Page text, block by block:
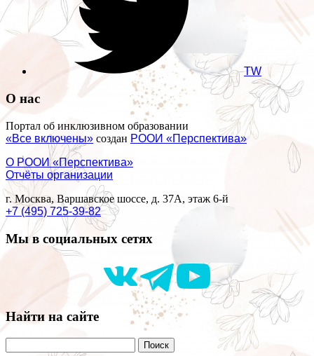
TW
О нас
Портал об инклюзивном образовании
«Все включены» создан РООИ «Перспектива»
О РООИ «Перспектива»
Отчёты организации
г. Москва, Варшавское шоссе, д. 37А, этаж 6-й
+7 (495) 725-39-82
Мы в социальных сетях
Найти на сайте